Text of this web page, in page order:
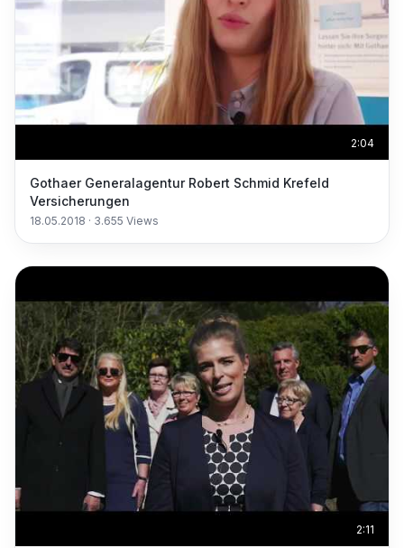
2:04
Gothaer Generalagentur Robert Schmid Krefeld
Versicherungen
18.05.2018 · 3.655 Views
2:11